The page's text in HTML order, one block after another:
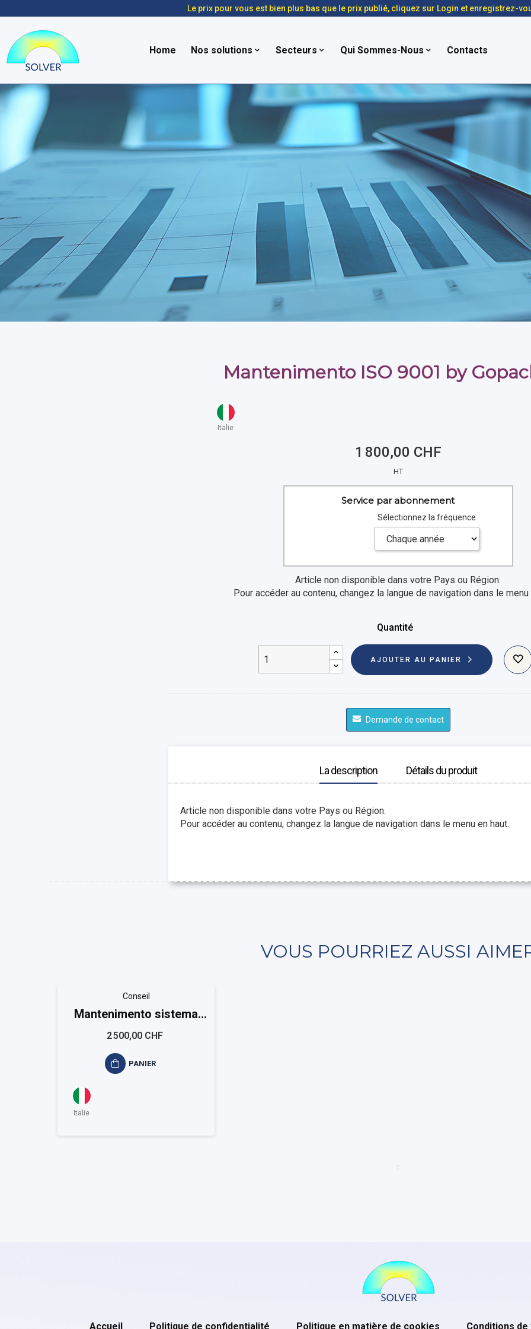
Le prix pour vous est bien plus bas que le prix publié, cliquez sur Login et enregistrez-
Home Nos solutions Secteurs Qui Sommes-Nous Contacts
Mantenimento ISO 9001 by
Italie
1 800,00 CHF
HT
Service par abonnement
Sélectionnez la fréquence
Article non disponible dans votre Pays ou Région.
Pour accéder au contenu, changez la langue de navigation dans le menu
Quantité
AJOUTER AU PANIER
Demande de contact
La description Détails du produit
Article non disponible dans votre Pays ou Région.
Pour accéder au contenu, changez la langue de navigation dans le menu en haut.
VOUS POURRIEZ AUSSI
Conseil
Mantenimento sistema
qualità ISO 9001 Small
2 500,00 CHF
PANIER
Italie
Accueil Politique de confidentialité Politique en matière de cookies Conditions